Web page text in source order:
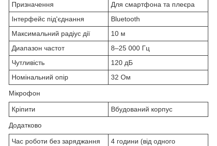
Призначення
Для смартфона та плеєра
Інтерфейс під'єднання
Bluetooth
Максимальний радіус дії
10 м
Диапазон частот
8–25 000 Гц
Чутливість
120 дБ
Номінальний опір
32 Ом
Мікрофон
Кріпити Вбудований корпус
Додатково
Час роботи без заряджання
4 години (від одного